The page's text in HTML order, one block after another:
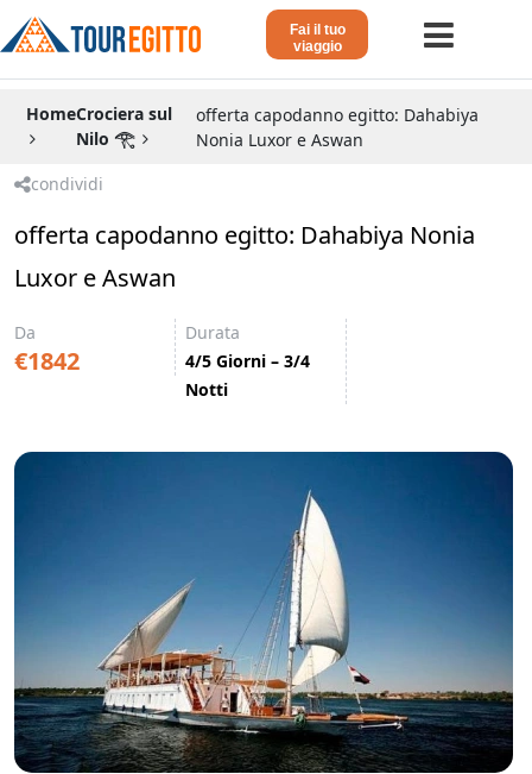
Fai il tuo
viaggio
Home
Viaggio in Egitto
Vacanze Lusso in Egitto
Agosto in Egitto
Altri
Guida di Viaggio Giordania
HomeCrociera sul
Nilo 𓂀
offerta capodanno egitto: Dahabiya
Nonia Luxor e Aswan
condividi
offerta capodanno egitto: Dahabiya Nonia
Luxor e Aswan
Da
€1842
Durata
4/5 Giorni – 3/4
Notti